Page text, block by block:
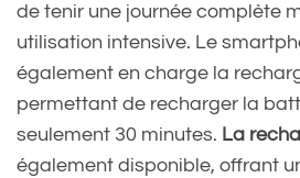
de tenir une journée complète
utilisation intensive. Le
également en charge la
permettant de recharger la
seulement 30 minutes. La
également disponible, offrant